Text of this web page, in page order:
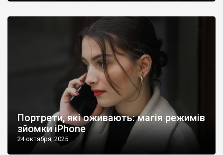
Портрети, які оживають: магія режимів
зйомки iPhone
24 октября, 2025